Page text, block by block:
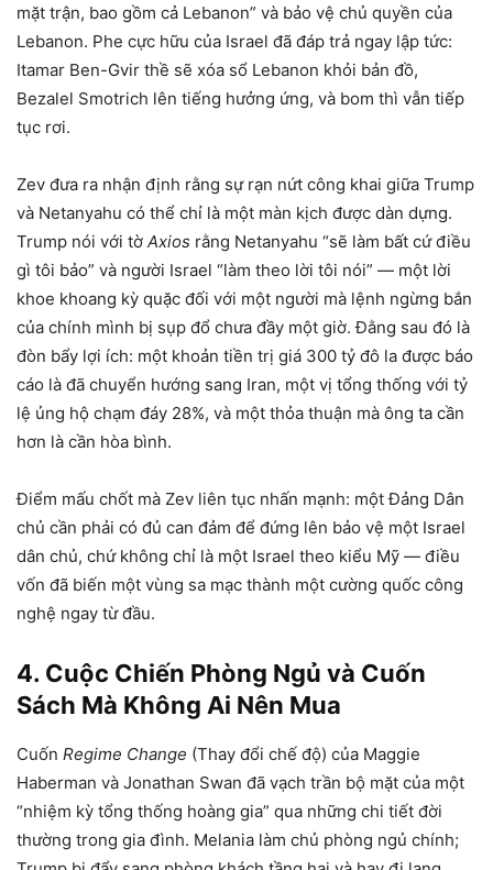
mặt trận, bao gồm cả Lebanon” và bảo vệ chủ quyền của
Lebanon. Phe cực hữu của Israel đã đáp trả ngay lập tức:
Itamar Ben-Gvir thề sẽ xóa sổ Lebanon khỏi bản đồ,
Bezalel Smotrich lên tiếng hưởng ứng, và bom thì vẫn tiếp
tục rơi.
Zev đưa ra nhận định rằng sự rạn nứt công khai giữa Trump
và Netanyahu có thể chỉ là một màn kịch được dàn dựng.
Trump nói với tờ Axios rằng Netanyahu “sẽ làm bất cứ điều
gì tôi bảo” và người Israel “làm theo lời tôi nói” — một lời
khoe khoang kỳ quặc đối với một người mà lệnh ngừng bắn
của chính mình bị sụp đổ chưa đầy một giờ. Đằng sau đó là
đòn bẩy lợi ích: một khoản tiền trị giá 300 tỷ đô la được báo
cáo là đã chuyển hướng sang Iran, một vị tổng thống với tỷ
lệ ủng hộ chạm đáy 28%, và một thỏa thuận mà ông ta cần
hơn là cần hòa bình.
Điểm mấu chốt mà Zev liên tục nhấn mạnh: một Đảng Dân
chủ cần phải có đủ can đảm để đứng lên bảo vệ một Israel
dân chủ, chứ không chỉ là một Israel theo kiểu Mỹ — điều
vốn đã biến một vùng sa mạc thành một cường quốc công
nghệ ngay từ đầu.
4. Cuộc Chiến Phòng Ngủ và Cuốn
Sách Mà Không Ai Nên Mua
Cuốn Regime Change (Thay đổi chế độ) của Maggie
Haberman và Jonathan Swan đã vạch trần bộ mặt của một
“nhiệm kỳ tổng thống hoàng gia” qua những chi tiết đời
thường trong gia đình. Melania làm chủ phòng ngủ chính;